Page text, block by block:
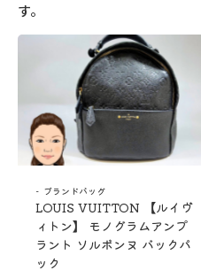
す。
ブランドバッグ
LOUIS VUITTON 【ルイヴ
ィトン】 モノグラムアンプ
ラント ソルボンヌ バックパ
ック